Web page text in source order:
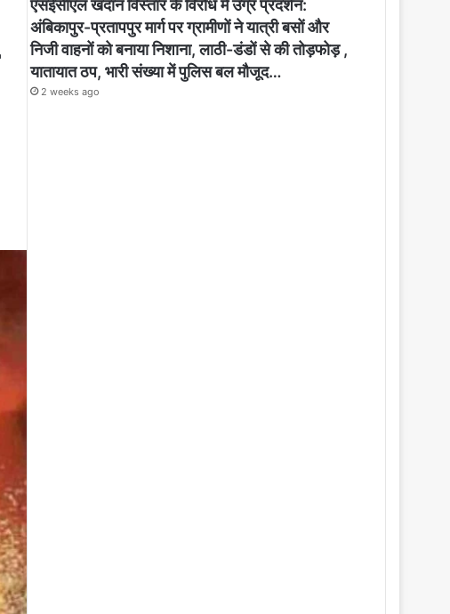
एसईसीएल खदान विस्तार के विरोध में उग्र प्रदर्शन:
अंबिकापुर-प्रतापपुर मार्ग पर ग्रामीणों ने यात्री बसों और
निजी वाहनों को बनाया निशाना, लाठी-डंडों से की तोड़फोड़ ,
यातायात ठप, भारी संख्या में पुलिस बल मौजूद…
2 weeks ago